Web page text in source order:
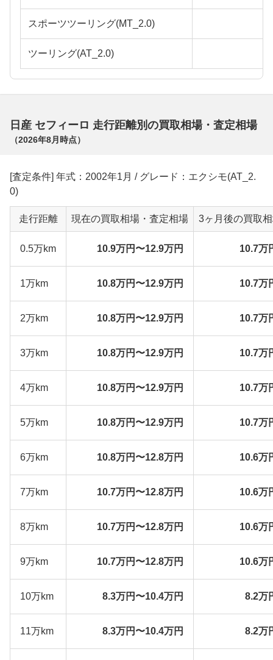
スポーツツーリング(MT_2.0)
ツーリング(AT_2.0)
日産 セフィーロ 走行距離別の買取相場・査定相場
（2026年8月 時点）
[査定条件] 年式：2002年1月 / グレード：エクシモ(AT_2.
0)
走行距離 現在の買取相場・査定相場 3ヶ月後の買取
0.5万km 10.9万円〜12.9万円 10.7万
1万km 10.8万円〜12.9万円 10.7万
2万km 10.8万円〜12.9万円 10.7万
3万km 10.8万円〜12.9万円 10.7万
4万km 10.8万円〜12.9万円 10.7万
5万km 10.8万円〜12.9万円 10.7万
6万km 10.8万円〜12.8万円 10.6万
7万km 10.7万円〜12.8万円 10.6万
8万km 10.7万円〜12.8万円 10.6万
9万km 10.7万円〜12.8万円 10.6万
10万km 8.3万円〜10.4万円 8.2万
11万km 8.3万円〜10.4万円 8.2万